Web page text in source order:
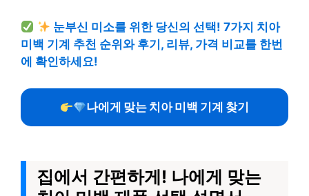
눈부신 미소를 위한 당신의 선택! 7가지 치아
미백 기계 추천 순위와 후기, 리뷰, 가격 비교를 한번
에 확인하세요!
나에게 맞는 치아 미백 기계 찾기
집에서 간편하게! 나에게 맞는